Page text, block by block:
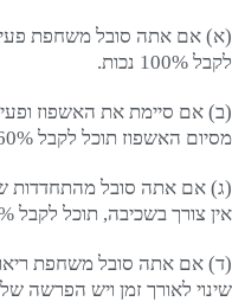
(א) אם אתה סובל משחפת
לקבל 100% נכות.
(ב) אם סיימת את האשפוז
מסיום האשפוז תוכל לקבל 60% נכות.
(ג) אם אתה סובל מהתחדדות
אין צורך בשכיבה, תוכל לקבל 60% נכות.
(ד) אם אתה סובל משחפת
שינוי לאורך זמן ויש הפרשה של